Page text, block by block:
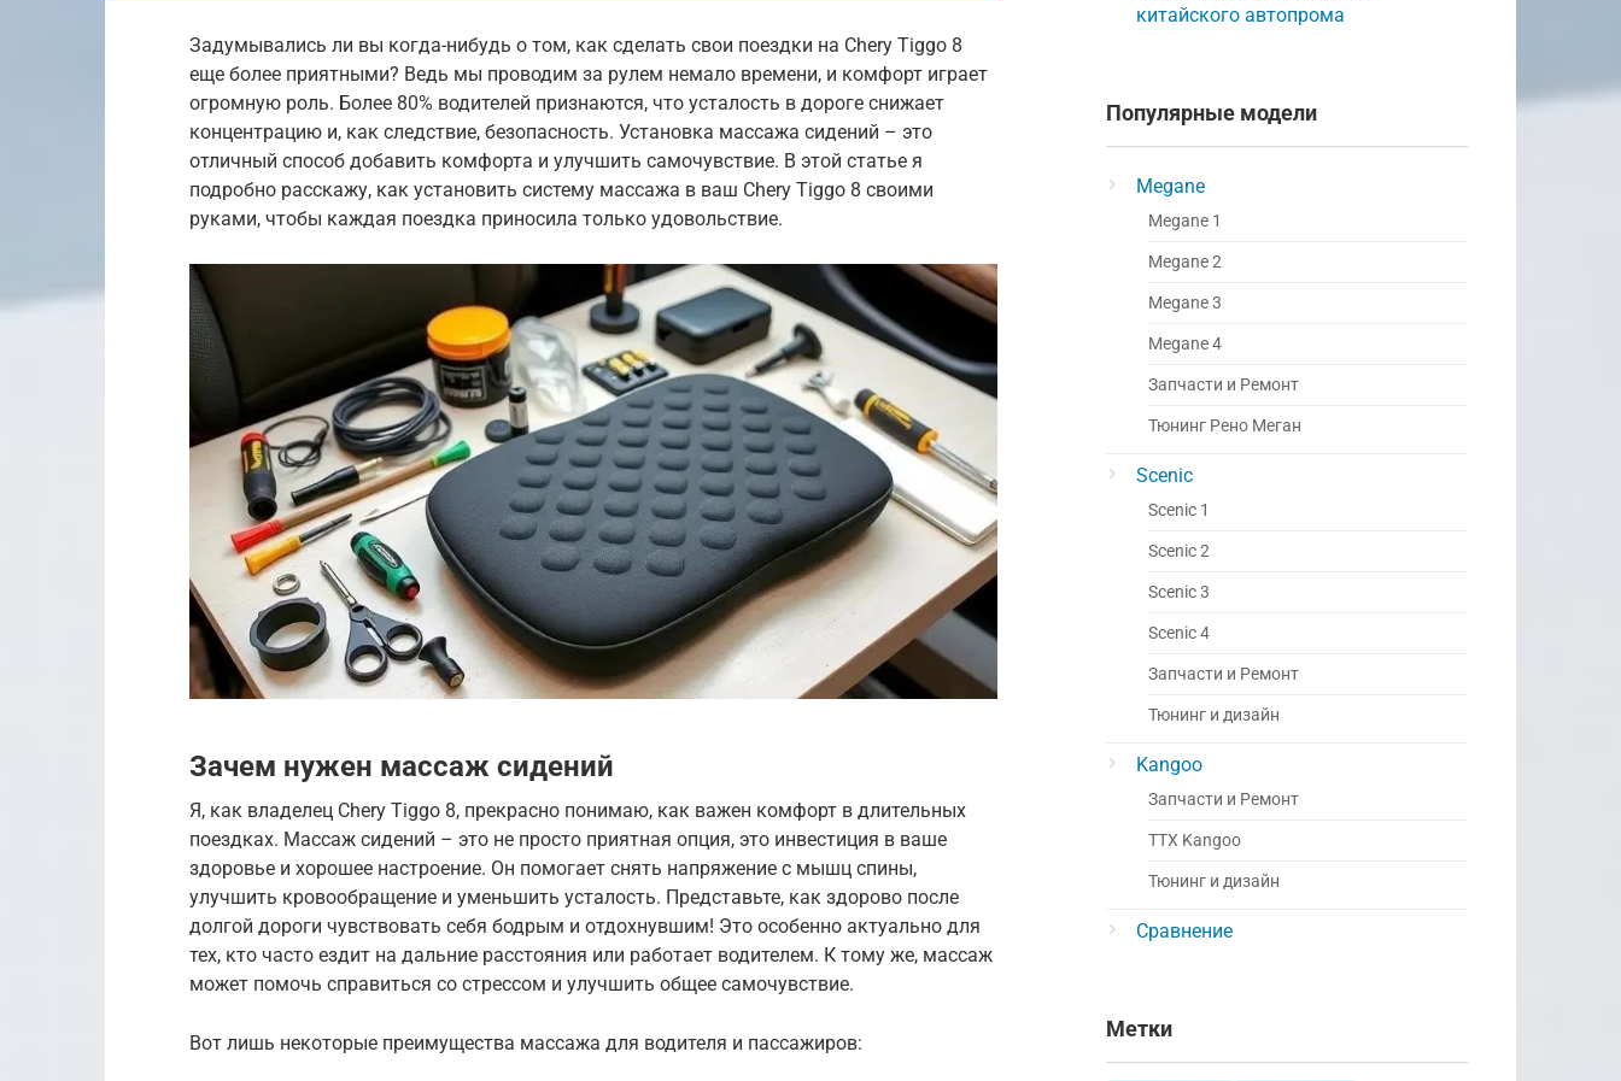
Задумывались ли вы когда-нибудь о том, как сделать свои поездки на Chery Tiggo 8
еще более приятными? Ведь мы проводим за рулем немало времени, и комфорт играет
огромную роль. Более 80% водителей признаются, что усталость в дороге снижает
концентрацию и, как следствие, безопасность. Установка массажа сидений – это
отличный способ добавить комфорта и улучшить самочувствие. В этой статье я
подробно расскажу, как установить систему массажа в ваш Chery Tiggo 8 своими
руками, чтобы каждая поездка приносила только удовольствие.
Зачем нужен массаж сидений
Я, как владелец Chery Tiggo 8, прекрасно понимаю, как важен комфорт в длительных
поездках. Массаж сидений – это не просто приятная опция, это инвестиция в ваше
здоровье и хорошее настроение. Он помогает снять напряжение с мышц спины,
улучшить кровообращение и уменьшить усталость. Представьте, как здорово после
долгой дороги чувствовать себя бодрым и отдохнувшим! Это особенно актуально для
тех, кто часто ездит на дальние расстояния или работает водителем. К тому же, массаж
может помочь справиться со стрессом и улучшить общее самочувствие.
Вот лишь некоторые преимущества массажа для водителя и пассажиров:
китайского автопрома
Популярные модели
Megane
Megane 1
Megane 2
Megane 3
Megane 4
Запчасти и Ремонт
Тюнинг Рено Меган
Scenic
Scenic 1
Scenic 2
Scenic 3
Scenic 4
Запчасти и Ремонт
Тюнинг и дизайн
Kangoo
Запчасти и Ремонт
ТТХ Kangoo
Тюнинг и дизайн
Сравнение
Метки